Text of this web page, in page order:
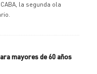
la segunda ola
mayores de 60 años